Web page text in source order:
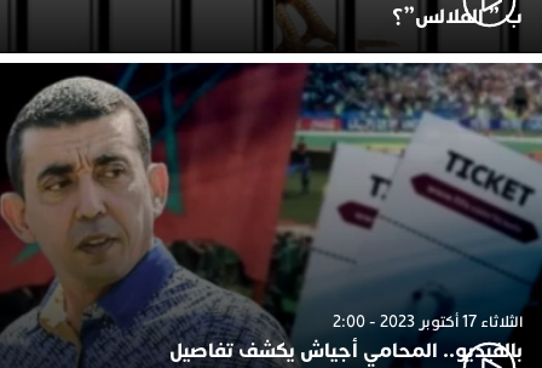
ب ” الفلالس”؟
الثلاثاء 17 أكتوبر 2023 - 2:00
بالفيديو.. المحامي أجياش يكشف تفاصيل